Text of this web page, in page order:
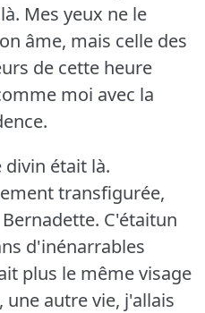
Mes yeux ne le
âme, mais celle des
de cette heure
moi avec la
divin était là.
transfigurée,
C'étaitun
d'inénarrables
plus le même visage
autre vie, j'allais